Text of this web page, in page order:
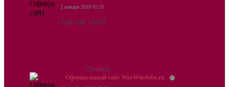
2 января 2019 05:55
Гав гав 10/10
Ответить
Официальный сайт WorWindobs.ru